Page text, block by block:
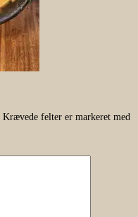
Krævede felter er markeret med